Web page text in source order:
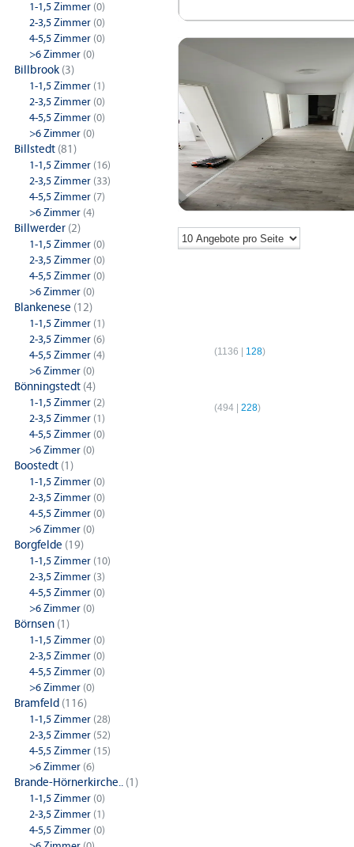
1-1,5 Zimmer (0)
2-3,5 Zimmer (0)
4-5,5 Zimmer (0)
>6 Zimmer (0)
Billbrook (3)
1-1,5 Zimmer (1)
2-3,5 Zimmer (0)
4-5,5 Zimmer (0)
>6 Zimmer (0)
Billstedt (81)
1-1,5 Zimmer (16)
2-3,5 Zimmer (33)
4-5,5 Zimmer (7)
>6 Zimmer (4)
Billwerder (2)
1-1,5 Zimmer (0)
2-3,5 Zimmer (0)
4-5,5 Zimmer (0)
>6 Zimmer (0)
Blankenese (12)
1-1,5 Zimmer (1)
2-3,5 Zimmer (6)
4-5,5 Zimmer (4)
>6 Zimmer (0)
Bönningstedt (4)
1-1,5 Zimmer (2)
2-3,5 Zimmer (1)
4-5,5 Zimmer (0)
>6 Zimmer (0)
Boostedt (1)
1-1,5 Zimmer (0)
2-3,5 Zimmer (0)
4-5,5 Zimmer (0)
>6 Zimmer (0)
Borgfelde (19)
1-1,5 Zimmer (10)
2-3,5 Zimmer (3)
4-5,5 Zimmer (0)
>6 Zimmer (0)
Börnsen (1)
1-1,5 Zimmer (0)
2-3,5 Zimmer (0)
4-5,5 Zimmer (0)
>6 Zimmer (0)
Bramfeld (116)
1-1,5 Zimmer (28)
2-3,5 Zimmer (52)
4-5,5 Zimmer (15)
>6 Zimmer (6)
Brande-Hörnerkirche.. (1)
1-1,5 Zimmer (0)
2-3,5 Zimmer (1)
4-5,5 Zimmer (0)
(1136 128)
(494 228)